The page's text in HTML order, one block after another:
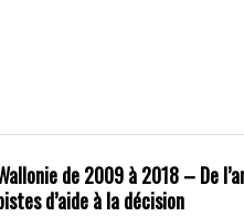
de 2009 à 2018 – De
d’aide à la décision